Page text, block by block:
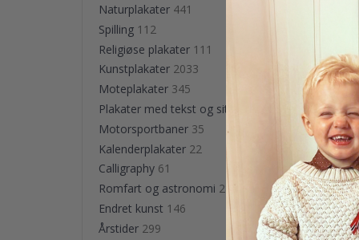
kr
Naturplakater 441
Spilling 112
Religiøse plakater 111
Kunstplakater 2033
Moteplakater 345
Plakater med tekst og sitater
Motorsportbaner 35
Kalenderplakater 22
Calligraphy 61
Romfart og astronomi 284
Endret kunst 146
Årstider 299